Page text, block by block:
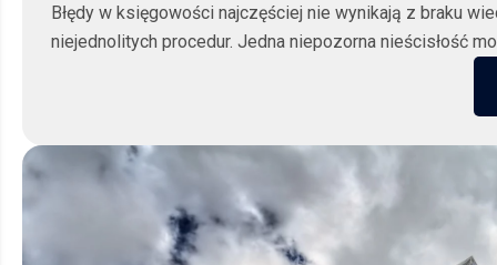
Błędy w księgowości najczęściej nie wynikają z braku
niejednolitych procedur. Jedna niepozorna nieścisłość